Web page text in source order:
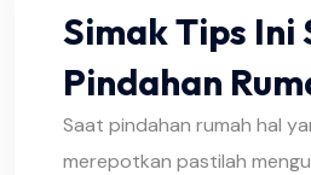
Simak Tips Ini
Pindahan
Saat pindahan rumah hal
merepotkan pastilah